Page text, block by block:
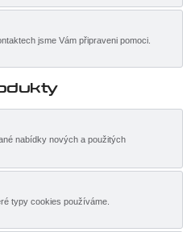
jsme Vám připraveni pomoci.
nabídky nových a použitých
typy cookies používáme.